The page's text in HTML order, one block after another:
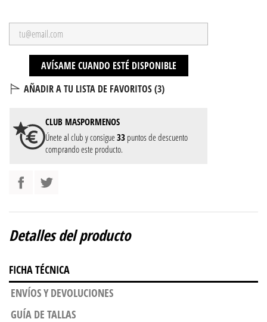
AVÍSAME CUANDO ESTÉ DISPONIBLE
AÑADIR A TU LISTA DE FAVORITOS (3)
CLUB MASPORMENOS
Únete al club y consigue33 puntos de descuento
comprando este producto.
Detalles del producto
FICHA TÉCNICA
ENVÍOS Y DEVOLUCIONES
GUÍA DE TALLAS